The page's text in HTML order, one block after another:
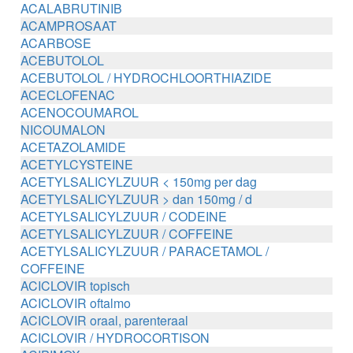
ACALABRUTINIB
ACAMPROSAAT
ACARBOSE
ACEBUTOLOL
ACEBUTOLOL / HYDROCHLOORTHIAZIDE
ACECLOFENAC
ACENOCOUMAROL
NICOUMALON
ACETAZOLAMIDE
ACETYLCYSTEINE
ACETYLSALICYLZUUR < 150mg per dag
ACETYLSALICYLZUUR > dan 150mg / d
ACETYLSALICYLZUUR / CODEINE
ACETYLSALICYLZUUR / COFFEINE
ACETYLSALICYLZUUR / PARACETAMOL /
COFFEINE
ACICLOVIR topisch
ACICLOVIR oftalmo
ACICLOVIR oraal, parenteraal
ACICLOVIR / HYDROCORTISON